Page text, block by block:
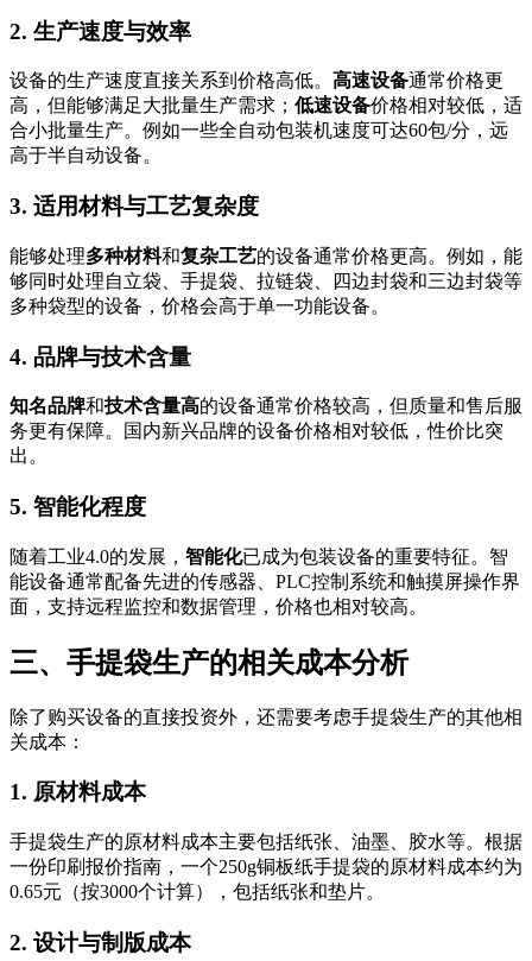
2. 生产速度与效率
设备的生产速度直接关系到价格高低。 高速设备通常价格更
高，但能够满足大批量生产需求； 低速设备价格相对较低，适
合小批量生产。例如一些全自动包装机速度可达60包/分，远
高于半自动设备。
3. 适用材料与工艺复杂度
能够处理多种材料和复杂工艺的设备通常价格更高。例如，能
够同时处理自立袋、手提袋、拉链袋、四边封袋和三边封袋等
多种袋型的设备，价格会高于单一功能设备。
4. 品牌与技术含量
知名品牌和技术含量高的设备通常价格较高，但质量和售后服
务更有保障。国内新兴品牌的设备价格相对较低，性价比突
出。
5. 智能化程度
随着工业4.0的发展， 智能化已成为包装设备的重要特征。智
能设备通常配备先进的传感器、PLC控制系统和触摸屏操作界
面，支持远程监控和数据管理，价格也相对较高。
三、手提袋生产的相关成本分析
除了购买设备的直接投资外，还需要考虑手提袋生产的其他相
关成本：
1. 原材料成本
手提袋生产的原材料成本主要包括纸张、油墨、胶水等。根据
一份印刷报价指南，一个250g铜板纸手提袋的原材料成本约为
0.65元（按3000个计算），包括纸张和垫片。
2. 设计与制版成本